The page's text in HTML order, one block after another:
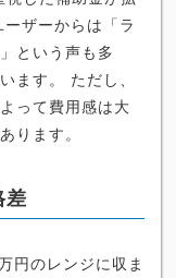
ザーからは「ラ
という声も多
ます。 ただし、
って費用感は大
ります。
差
円のレンジに収ま